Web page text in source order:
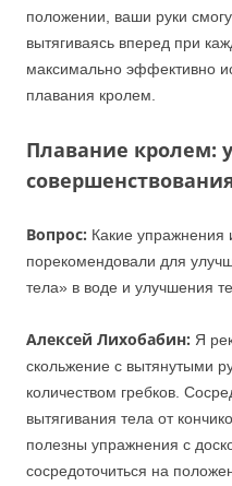
положении, ваши руки
вытягиваясь вперед при
максимально эффективно
плавания кролем.
Плавание кролем:
Вопрос: Какие упражнения
порекомендовали для
тела» в воде и улучшения
Алексей Лихобабин: Я
скольжение с вытянутыми
количеством гребков.
вытягивания тела от
полезны упражнения с
сосредоточиться на